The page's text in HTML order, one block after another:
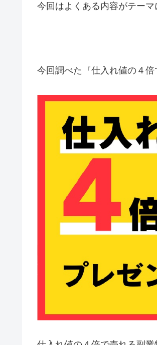
今回はよくある内容がテーマ
今回調べた『仕入れ値の４倍